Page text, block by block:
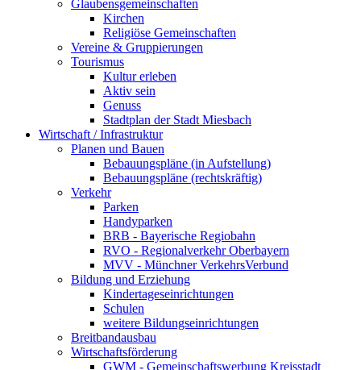
Glaubensgemeinschaften
Kirchen
Religiöse Gemeinschaften
Vereine & Gruppierungen
Tourismus
Kultur erleben
Aktiv sein
Genuss
Stadtplan der Stadt Miesbach
Wirtschaft / Infrastruktur
Planen und Bauen
Bebauungspläne (in Aufstellung)
Bebauungspläne (rechtskräftig)
Verkehr
Parken
Handyparken
BRB - Bayerische Regiobahn
RVO - Regionalverkehr Oberbayern
MVV - Münchner VerkehrsVerbund
Bildung und Erziehung
Kindertageseinrichtungen
Schulen
weitere Bildungseinrichtungen
Breitbandausbau
Wirtschaftsförderung
GWM - Gemeinschaftswerbung Kreisstadt